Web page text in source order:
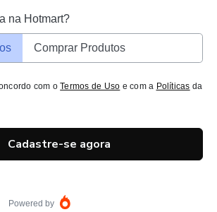
na Hotmart?
Comprar Produtos
com oTermos de Uso e com a Políticas da
Cadastre-se agora
Powered by